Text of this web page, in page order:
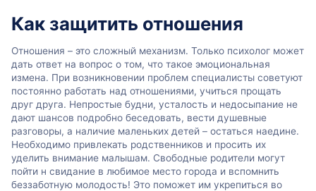
Как защитить отношения
Отношения – это сложный механизм. Только психолог может
дать ответ на вопрос о том, что такое эмоциональная
измена. При возникновении проблем специалисты советуют
постоянно работать над отношениями, учиться прощать
друг друга. Непростые будни, усталость и недосыпание не
дают шансов подробно беседовать, вести душевные
разговоры, а наличие маленьких детей – остаться наедине.
Необходимо привлекать родственников и просить их
уделить внимание малышам. Свободные родители могут
пойти н свидание в любимое место города и вспомнить
беззаботную молодость! Это поможет им укрепиться во